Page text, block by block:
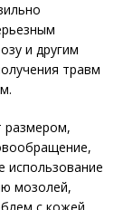
и другим
травм
размером,
мозолей,